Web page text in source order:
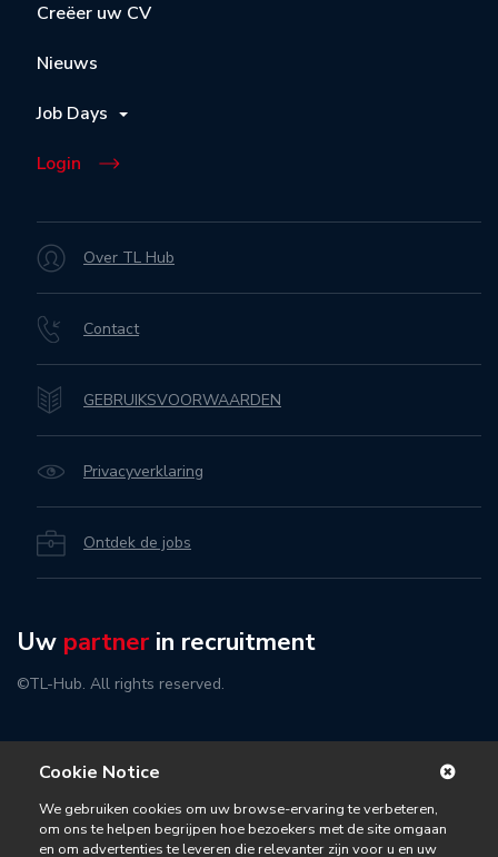
Creëer uw CV
Nieuws
Job Days
Login
Over TL Hub
Contact
GEBRUIKSVOORWAARDEN
Privacyverklaring
Ontdek de jobs
Uw partner in recruitment
©TL-Hub. All rights reserved.
Cookie Notice
We gebruiken cookies om uw browse-ervaring te verbeteren,
om ons te helpen begrijpen hoe bezoekers met de site omgaan
en om advertenties te leveren die relevanter zijn voor u en uw